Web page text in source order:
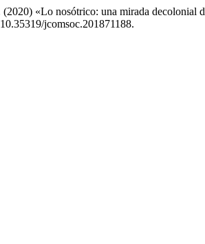
«Lo nosótrico: una mirada decolonial
jcomsoc.201871188.